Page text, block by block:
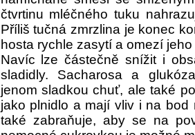
čtvrtinu mléčného tuku
Příliš tučná zmrzlina je konec
hosta rychle zasytí a omezí
Navíc lze částečně snížit i
sladidly. Sacharosa a
jenom sladkou chuť, ale také
jako plnidlo a mají vliv i na bod
také zabraňuje, aby se na